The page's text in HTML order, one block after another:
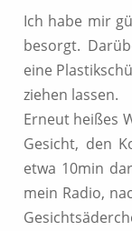
Ich habe mir
besorgt.
eine
ziehen lassen.
Erneut heißes
Gesicht, den
etwa 10min
mein Radio,